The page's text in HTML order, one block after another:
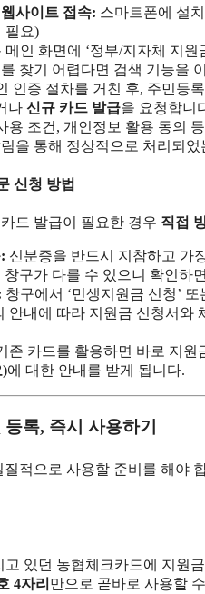
사이트 접속: 스마트폰에 설
필요)
메인 화면에 ‘정부/지자체 지원
찾기 어렵다면 검색 기능을
인증 절차를 거친 후, 주민등
나 신규 카드 발급을 요청합니
용 조건, 개인정보 활용 동의
을 통해 정상적으로 처리되
신청 방법
드 발급이 필요한 경우 직접
신분증을 반드시 지참하고 가
구가 다를 수 있으니 확인하
창구에서 ‘민생지원금 신청’
안내에 따라 지원금 신청서와
존 카드를 활용하면 바로 지원
)에 대한 안내를 받게 됩니다.
록, 즉시 사용하기
적으로 사용할 준비를 해야
고 있던 농협체크카드에 지원
4자리 만으로 곧바로 사용할